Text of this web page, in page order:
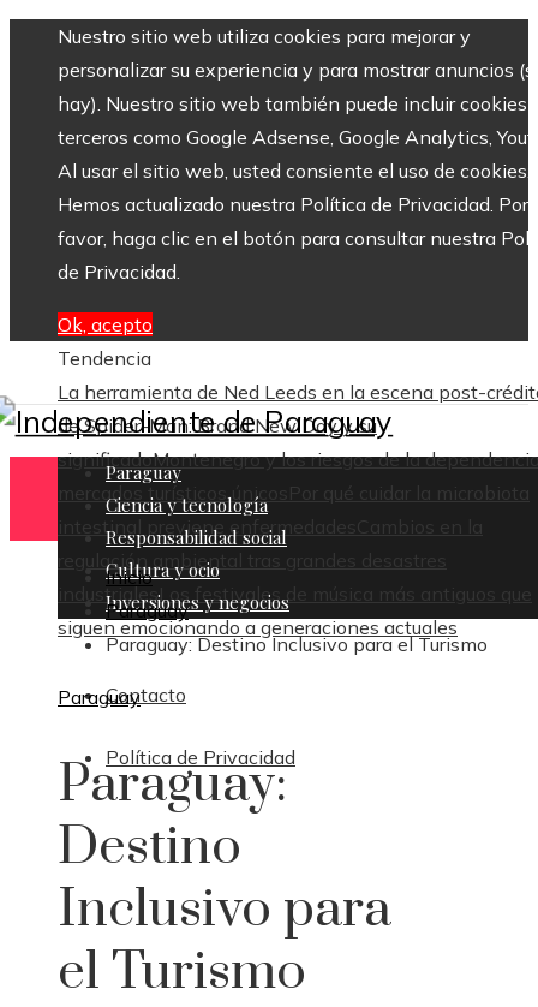
Nuestro sitio web utiliza cookies para mejorar y
personalizar su experiencia y para mostrar anuncios
hay). Nuestro sitio web también puede incluir cookies
terceros como Google Adsense, Google Analytics,
Al usar el sitio web, usted consiente el uso de cookies.
Hemos actualizado nuestra Política de Privacidad. Por
favor, haga clic en el botón para consultar nuestra
de Privacidad.
Ok, acepto
Tendencia
La herramienta de Ned Leeds en la escena post-
de Spider-Man: Brand New Day y su
significadoMontenegro y los riesgos de la
mercados turísticos únicos
Por qué cuidar la microbiota
intestinal previene enfermedades
Cambios en la
regulación ambiental tras grandes desastres
industrialesLos festivales de música más antiguos que
siguen emocionando a generaciones actuales
Contacto
Política de Privacidad
Paraguay
Ciencia y tecnología
Responsabilidad social
Cultura y ocio
Inversiones y negocios
Inicio
Paraguay
Paraguay: Destino Inclusivo para el Turismo
Paraguay
Paraguay:
Destino
Inclusivo para
el Turismo